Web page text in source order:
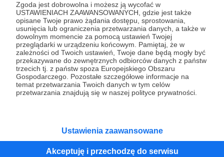
Zgoda jest dobrowolna i możesz ją wycofać w
USTAWIENIACH ZAAWANSOWANYCH, gdzie jest także
opisane Twoje prawo żądania dostępu, sprostowania,
usunięcia lub ograniczenia przetwarzania danych, a także w
dowolnym momencie za pomocą ustawień Twojej
przeglądarki w urządzeniu końcowym. Pamiętaj, że w
zależności od Twoich ustawień, Twoje dane będą mogły być
przekazywane do zewnętrznych odbiorców danych z państw
trzecich tj. z państw spoza Europejskiego Obszaru
Gospodarczego. Pozostałe szczegółowe informacje na
temat przetwarzania Twoich danych w tym celów
przetwarzania znajdują się w naszej polityce prywatności.
Ustawienia zaawansowane
Akceptuję i przechodzę do serwisu
Kategorie
O Patronite
Dodatkowe produkty
Pomoc
RegulaminPolityka prywatnościPatronite Commons
Unia Europejska